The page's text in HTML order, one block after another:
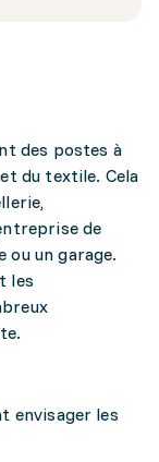
des postes à
du textile. Cela
de
ou un garage.
les
envisager les